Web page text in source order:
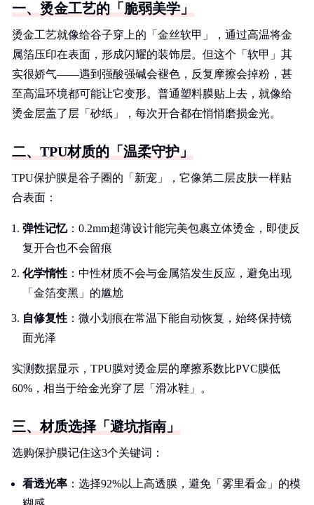
一、烫金工艺的「脆弱美学」
烫金工艺就像给谷子穿上的「金丝软甲」，通过高温将金
属箔压印在表面，形成闪耀的装饰层。但这个「软甲」其
实很娇气——遇到强酸强碱会褪色，反复摩擦会掉粉，甚
至高温环境都可能让它变形。普通塑料膜贴上去，就像给
烫金层盖了层「砂纸」，每次开合都在悄悄磨损金光。
二、TPU材质的「温柔守护」
TPU保护膜是谷子圈的「新宠」，它像第二层皮肤一样贴
合表面：
弹性记忆：0.2mm超薄设计能完美包裹立体烫金，即使反
复开合也不会留痕
化学惰性 ：中性材质不会与金属箔发生反应，避免出现
「金箔变黑」的尴尬
自修复性 ：微小划痕在常温下能自动恢复，始终保持镜
面光泽
实测数据显示，TPU膜对烫金层的摩擦系数比PVC膜低
60%，相当于给金光穿了层「滑冰鞋」。
三、材质选择「避坑指南」
选购保护膜记住这3个关键词：
看透光率 ：选择92%以上高透膜，避免「雾里看金」的模